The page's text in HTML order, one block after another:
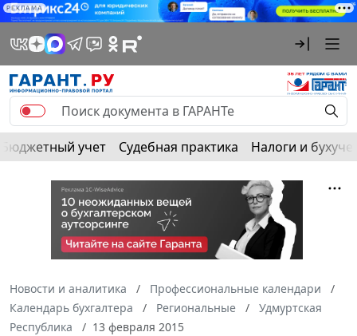
РЕКЛАМА
Бюджетный учет Судебная практика Налоги и
Новости и аналитика
Профессиональные календари
Календарь бухгалтера
Региональные
Удмуртская
Республика
13 февраля 2015